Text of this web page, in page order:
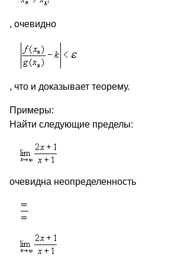
, очевидно
, что и доказывает теорему.
Примеры:
Найти следующие пределы:
очевидна неопределенность